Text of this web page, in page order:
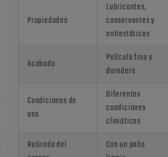
Propiedades
Lubricantes,
conservantes y
antiestáticas
Acabado
Película fina y
duradera
Condiciones de
uso
Diferentes
condiciones
climáticas
Retirada del
Con un paño